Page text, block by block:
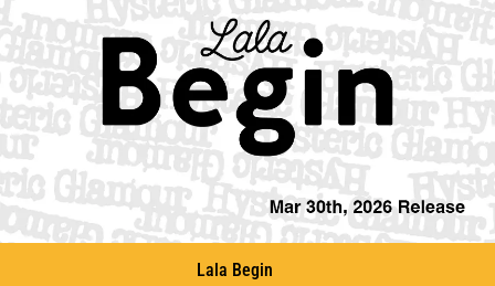
Lala Begin